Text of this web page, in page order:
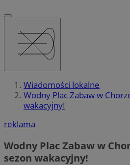
Wiadomości lokalne
Wodny Plac Zabaw w
wakacyjny!
reklama
Wodny Plac Zabaw w
sezon wakacyjny!